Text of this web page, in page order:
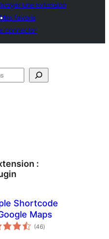
une extension
Mes favoris
connecter
:
Shortcode
Maps
(46notes
en
)